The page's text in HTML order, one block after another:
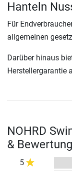
Hanteln
Für
allgemeinen
Darüber hinaus
Herstellergarantie
NOHRD
&
5